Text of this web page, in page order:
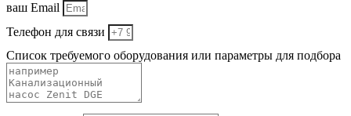
ваш Email
Телефон для связи
Список требуемого оборудования или параметры для подбора